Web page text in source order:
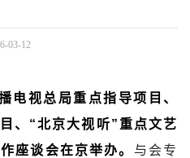
03-12
电视总局重点指导项目、
、“北京大视听”重点文艺
座谈会在京举办。 与会专